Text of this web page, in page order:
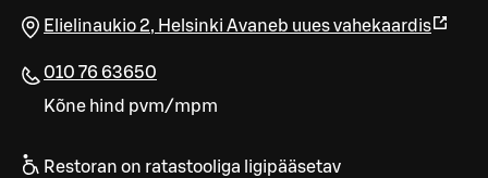
Elielinaukio 2, Helsinki Avaneb uues vahekaardis
010 76 63650
Kõne hind pvm/mpm
Restoran on ratastooliga ligipääsetav